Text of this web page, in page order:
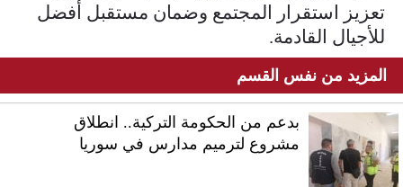
تعزيز استقرار المجتمع وضمان مستقبل أفضل
للأجيال القادمة.
المزيد من نفس القسم
بدعم من الحكومة التركية.. انطلاق
مشروع لترميم مدارس في سوريا